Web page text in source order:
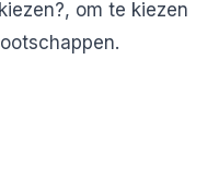
, om te kiezen